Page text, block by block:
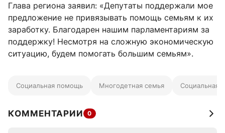
Глава региона заявил: «Депутаты поддержали мое
предложение не привязывать помощь семьям к их
заработку. Благодарен нашим парламентариям за
поддержку! Несмотря на сложную экономическую
ситуацию, будем помогать большим семьям».
Социальная помощь Многодетная семья Социальная
КОММЕНТАРИИ 0